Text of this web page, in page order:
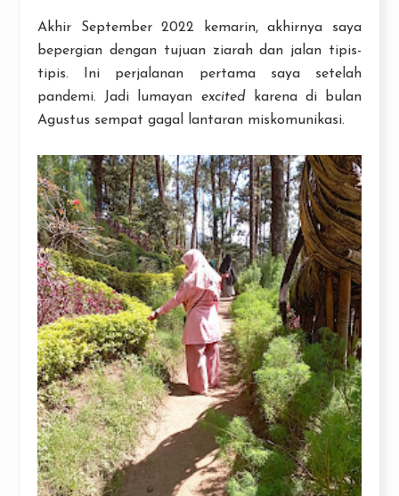
Akhir September 2022 kemarin, akhirnya saya
bepergian dengan tujuan ziarah dan jalan tipis-
tipis. Ini perjalanan pertama saya setelah
pandemi. Jadi lumayan excited karena di bulan
Agustus sempat gagal lantaran miskomunikasi.